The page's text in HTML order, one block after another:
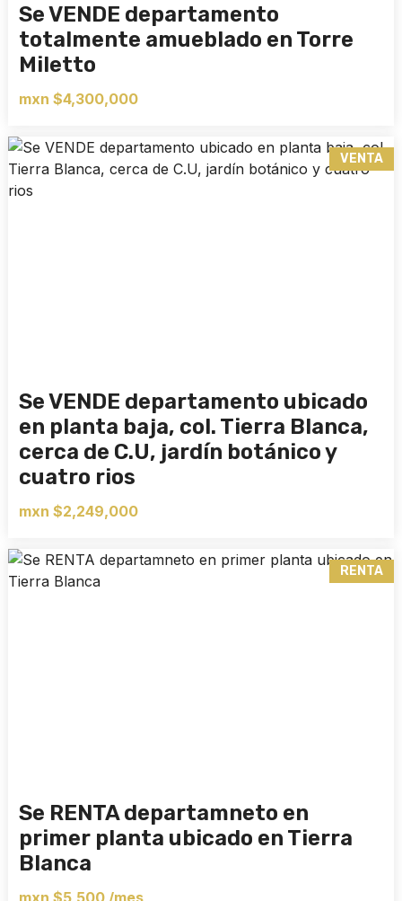
Se VENDE departamento
totalmente amueblado en Torre
Miletto
mxn $4,300,000
VENTA
Se VENDE departamento ubicado
en planta baja, col. Tierra Blanca,
cerca de C.U, jardín botánico y
cuatro rios
mxn $2,249,000
RENTA
Se RENTA departamneto en
primer planta ubicado en Tierra
Blanca